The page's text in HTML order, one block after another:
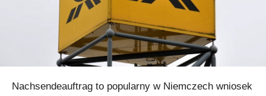
Nachsendeauftrag to popularny w Niemczech wniosek